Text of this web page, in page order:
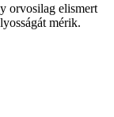
orvosilag elismert
mérik.